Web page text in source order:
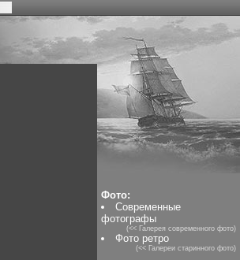
Фото:
Современные
фотографы
(<< Галерея современного фото)
Фото ретро
(<< Галереи старинного фото)